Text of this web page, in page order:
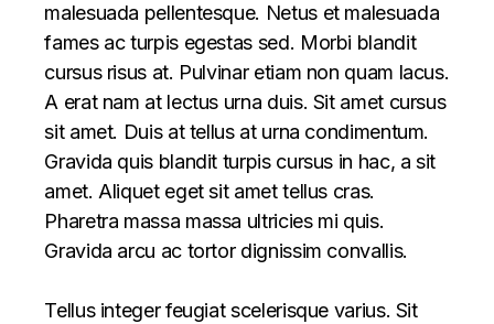
malesuada pellentesque. Netus et malesuada
fames ac turpis egestas sed. Morbi blandit
cursus risus at. Pulvinar etiam non quam lacus.
A erat nam at lectus urna duis. Sit amet cursus
sit amet. Duis at tellus at urna condimentum.
Gravida quis blandit turpis cursus in hac, a sit
amet. Aliquet eget sit amet tellus cras.
Pharetra massa massa ultricies mi quis.
Gravida arcu ac tortor dignissim convallis.
Tellus integer feugiat scelerisque varius. Sit